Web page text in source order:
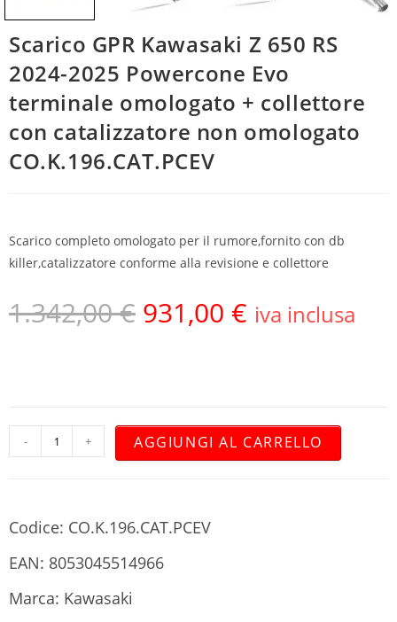
Scarico GPR Kawasaki Z 650 RS
2024-2025 Powercone Evo
terminale omologato + collettore
con catalizzatore non omologato
CO.K.196.CAT.PCEV
Scarico completo omologato per il rumore,fornito con db
killer,catalizzatore conforme alla revisione e collettore
1.342,00€ 931,00 € iva inclusa
- + AGGIUNGI AL CARRELLO
Codice: CO.K.196.CAT.PCEV
EAN: 8053045514966
Marca: Kawasaki